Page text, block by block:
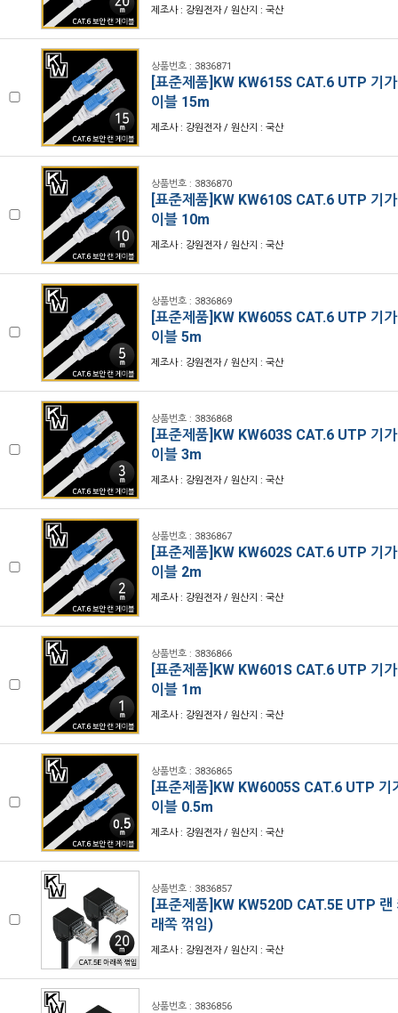
제조사 : 강원전자 / 원산지 : 국산
상품번호 : 3836871
[표준제품]KW KW615S CAT.6 UTP 기
이블 15m
제조사 : 강원전자 / 원산지 : 국산
상품번호 : 3836870
[표준제품]KW KW610S CAT.6 UTP 기
이블 10m
제조사 : 강원전자 / 원산지 : 국산
상품번호 : 3836869
[표준제품]KW KW605S CAT.6 UTP 기
이블 5m
제조사 : 강원전자 / 원산지 : 국산
상품번호 : 3836868
[표준제품]KW KW603S CAT.6 UTP 기
이블 3m
제조사 : 강원전자 / 원산지 : 국산
상품번호 : 3836867
[표준제품]KW KW602S CAT.6 UTP 기
이블 2m
제조사 : 강원전자 / 원산지 : 국산
상품번호 : 3836866
[표준제품]KW KW601S CAT.6 UTP 기
이블 1m
제조사 : 강원전자 / 원산지 : 국산
상품번호 : 3836865
[표준제품]KW KW6005S CAT.6 UTP 기
이블 0.5m
제조사 : 강원전자 / 원산지 : 국산
상품번호 : 3836857
[표준제품]KW KW520D CAT.5E UTP
래쪽 꺾임)
제조사 : 강원전자 / 원산지 : 국산
상품번호 : 3836856